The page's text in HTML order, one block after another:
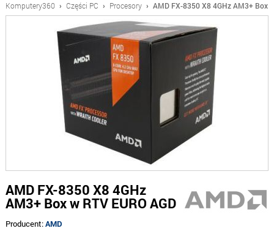
Komputery360 › Części PC › Procesory › AMD FX-8350 X8 4GHz AM3+ Box
AMD FX-8350 X8 4GHz
AM3+ Box w RTV EURO AGD
Producent:AMD